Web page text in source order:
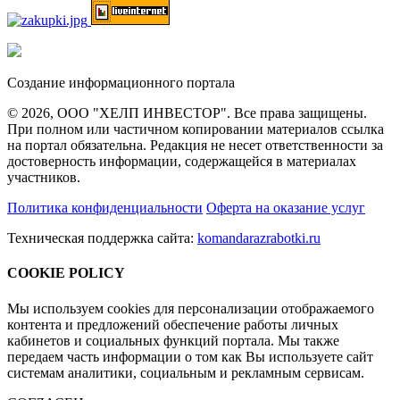
Создание информационного портала
© 2026, ООО "ХЕЛП ИНВЕСТОР". Все права защищены.
При полном или частичном копировании материалов ссылка
на портал обязательна. Редакция не несет ответственности за
достоверность информации, содержащейся в материалах
участников.
Политика конфиденциальности Оферта на оказание услуг
Техническая поддержка сайта: komandarazrabotki.ru
COOKIE POLICY
Мы используем cookies для персонализации отображаемого
контента и предложений обеспечение работы личных
кабинетов и социальных функций портала. Мы также
передаем часть информации о том как Вы используете сайт
системам аналитики, социальным и рекламным сервисам.